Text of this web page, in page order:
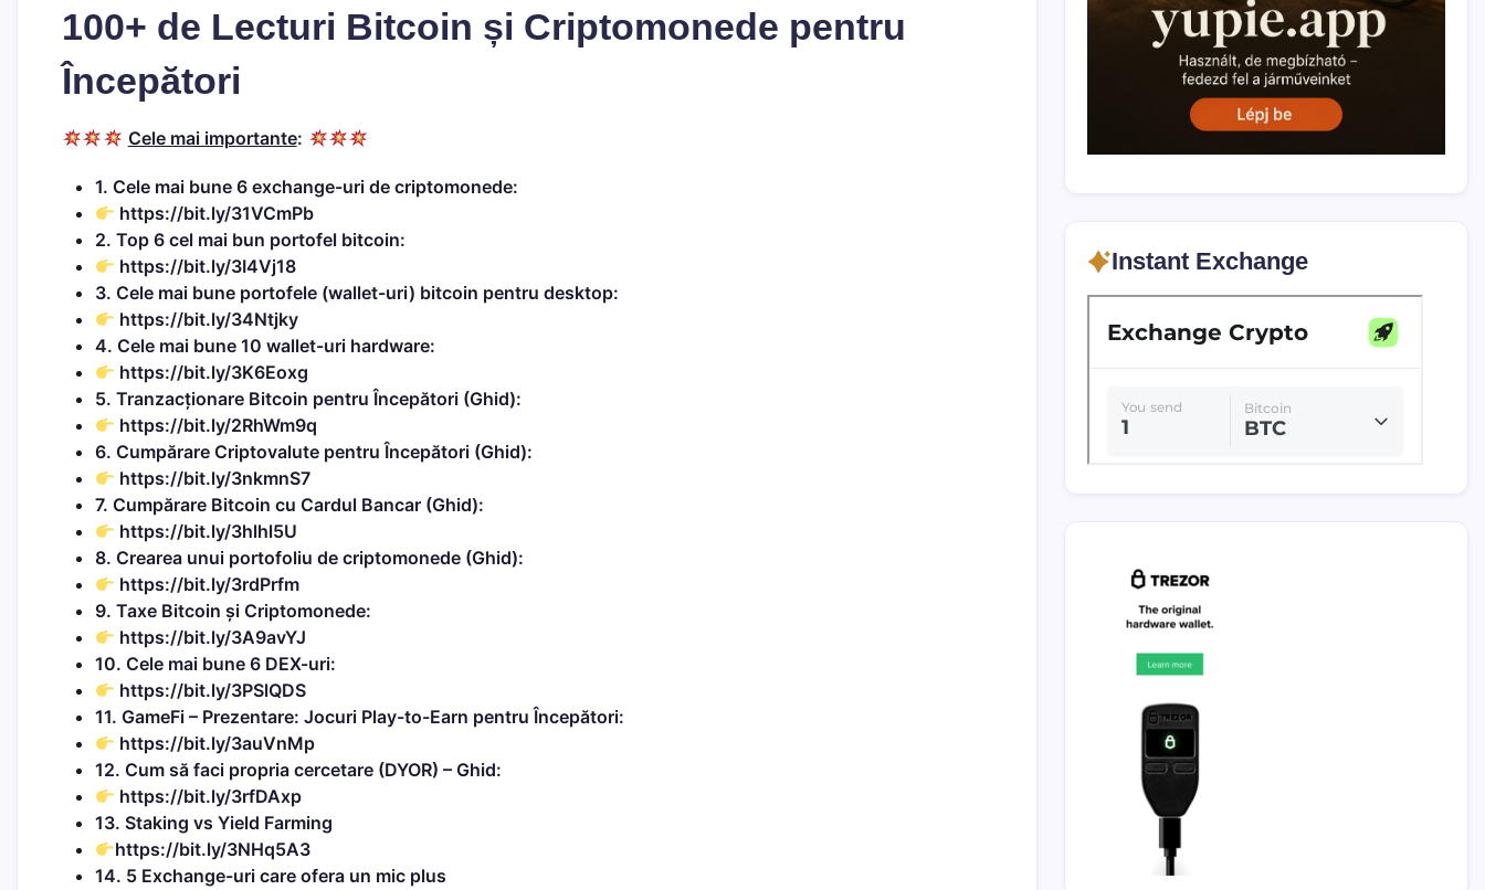
100+ de Lecturi Bitcoin și Criptomonede pentru
Începători
Cele mai importante:
1. Cele mai bune 6 exchange-uri de criptomonede:
https://bit.ly/31VCmPb
2. Top 6 cel mai bun portofel bitcoin:
https://bit.ly/3I4Vj18
3. Cele mai bune portofele (wallet-uri) bitcoin pentru desktop:
https://bit.ly/34Ntjky
4. Cele mai bune 10 wallet-uri hardware:
https://bit.ly/3K6Eoxg
5. Tranzacționare Bitcoin pentru Începători (Ghid):
https://bit.ly/2RhWm9q
6. Cumpărare Criptovalute pentru Începători (Ghid):
https://bit.ly/3nkmnS7
7. Cumpărare Bitcoin cu Cardul Bancar (Ghid):
https://bit.ly/3hlhl5U
8. Crearea unui portofoliu de criptomonede (Ghid):
https://bit.ly/3rdPrfm
9. Taxe Bitcoin și Criptomonede:
https://bit.ly/3A9avYJ
10. Cele mai bune 6 DEX-uri:
https://bit.ly/3PSlQDS
11. GameFi – Prezentare: Jocuri Play-to-Earn pentru Începători:
https://bit.ly/3auVnMp
12. Cum să faci propria cercetare (DYOR) – Ghid:
https://bit.ly/3rfDAxp
13. Staking vs Yield Farming
https://bit.ly/3NHq5A3
14. 5 Exchange-uri care ofera un mic plus
Instant Exchange